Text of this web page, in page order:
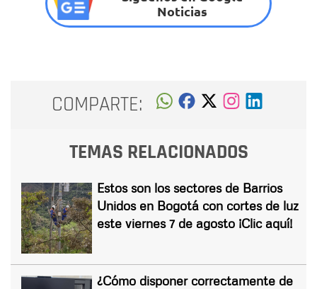
Noticias
COMPARTE:
TEMAS RELACIONADOS
Estos son los sectores de Barrios
Unidos en Bogotá con cortes de luz
este viernes 7 de agosto ¡Clic aquí!
¿Cómo disponer correctamente de